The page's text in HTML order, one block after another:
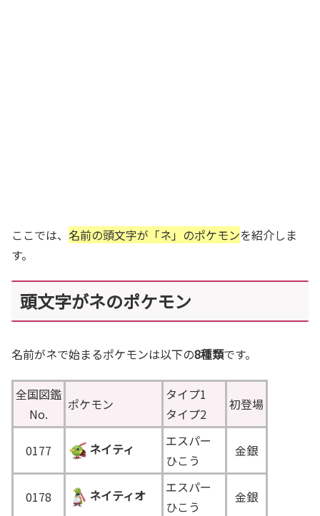
ここでは、 名前の頭文字が「ネ」のポケモンを紹介しま
す。
頭文字がネのポケモン
名前がネで始まるポケモンは以下の8種類です。
全国図鑑
No.
ポケモン
タイプ1
タイプ2
初登場
0177 ネイティ
エスパー
ひこう
金銀
0178 ネイティオ
エスパー
ひこう
金銀